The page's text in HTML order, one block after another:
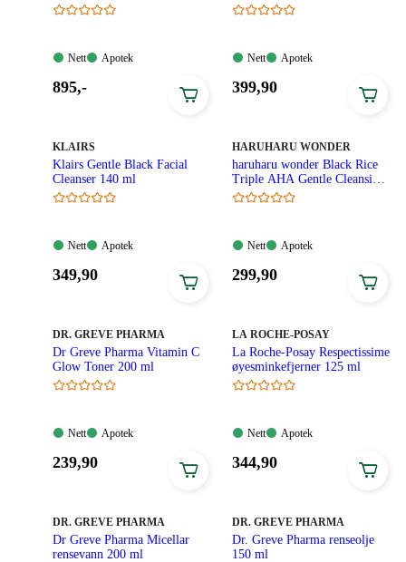
Nett:
Nett
Apotek:
Apotek
Pris:
895,-
Nett:
Nett
Apotek:
Apotek
Pris:
399,90
MERKE:
KLAIRS
Klairs Gentle Black Facial
Cleanser 140 ml
Nett:
Nett
Apotek:
Apotek
Pris:
349,90
MERKE:
HARUHARU WONDER
haruharu wonder Black Rice
Triple AHA Gentle Cleansing
Gel 100 ml
Nett:
Nett
Apotek:
Apotek
Pris:
299,90
MERKE:
DR. GREVE PHARMA
Dr Greve Pharma Vitamin C
Glow Toner 200 ml
Nett:
Nett
Apotek:
Apotek
Pris:
239,90
MERKE:
LA ROCHE-POSAY
La Roche-Posay Respectissime
øyesminkefjerner 125 ml
Nett:
Nett
Apotek:
Apotek
Pris:
344,90
MERKE:
DR. GREVE PHARMA
Dr Greve Pharma Micellar
rensevann 200 ml
MERKE:
DR. GREVE PHARMA
Dr. Greve Pharma renseolje
150 ml